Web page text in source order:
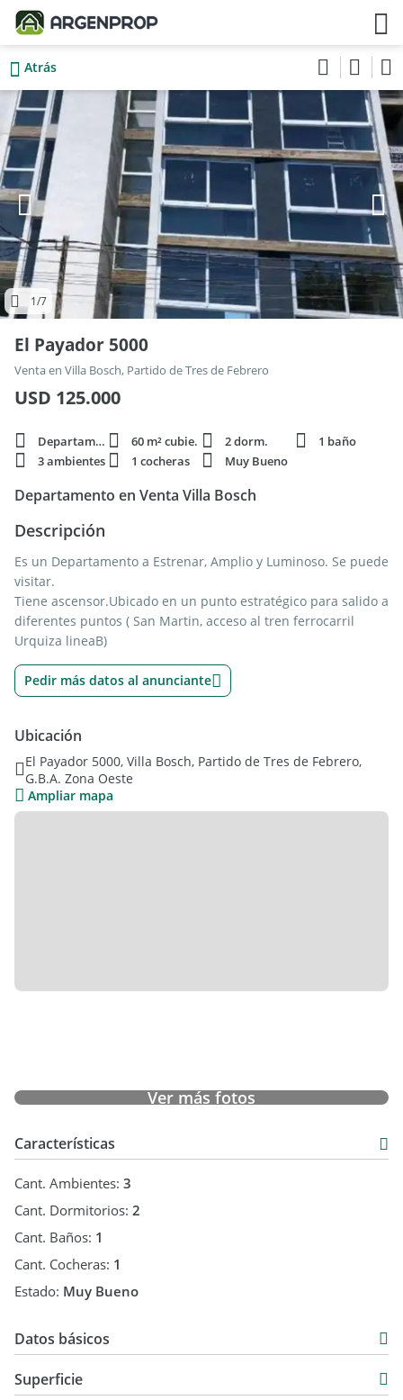
Atrás
1/7
El Payador 5000
Venta en Villa Bosch, Partido de Tres de Febrero
USD 125.000
Departamento 60 m² cubie. 2 dorm.
1 baño
3 ambientes
1 cocheras Muy Bueno
Departamento en Venta Villa Bosch
Descripción
Es un Departamento a Estrenar, Amplio y Luminoso. Se puede
visitar.
Tiene ascensor.Ubicado en un punto estratégico para salido a
diferentes puntos ( San Martin, acceso al tren ferrocarril
Urquiza lineaB)
Pedir más datos al anunciante
Ubicación
El Payador 5000, Villa Bosch, Partido de Tres de Febrero,
G.B.A. Zona Oeste
Ampliar mapa
Ver más fotos
Características
Cant. Ambientes: 3
Cant. Dormitorios: 2
Cant. Baños: 1
Cant. Cocheras: 1
Estado: Muy Bueno
Datos básicos
Venta
Superficie